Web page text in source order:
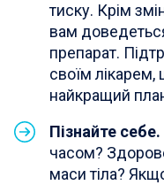
тиску. Крім
вам
препарат.
своїм
найкращий
Пізнайте себе.
часом?
маси тіла?